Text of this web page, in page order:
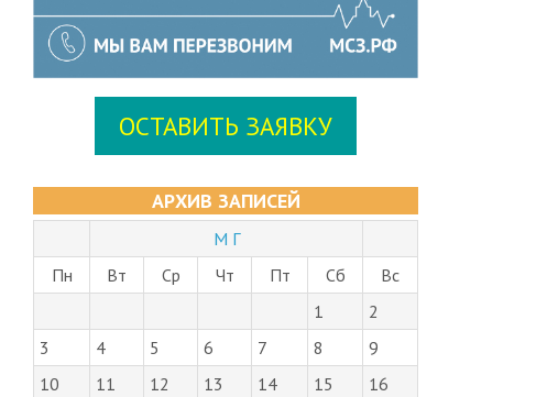
ОСТАВИТЬ ЗАЯВКУ
АРХИВ ЗАПИСЕЙ
М Г
Пн
Вт Ср Чт Пт Сб
Вс
1
2
3
4 5 6 7 8
9
10
11 12 13 14 15
16